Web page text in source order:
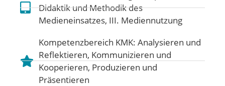
Didaktik und Methodik des
Medieneinsatzes, III. Mediennutzung
Kompetenzbereich KMK: Analysieren und
Reflektieren, Kommunizieren und
Kooperieren, Produzieren und
Präsentieren